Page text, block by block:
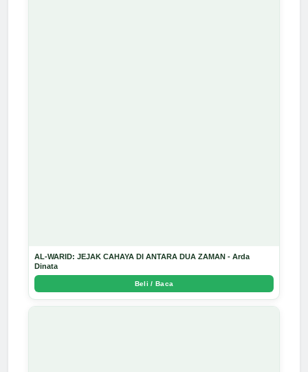
AL-WARID: JEJAK CAHAYA DI ANTARA DUA ZAMAN - Arda
Dinata
Beli / Baca